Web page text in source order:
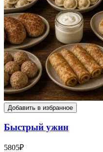
Добавить в избранное
Быстрый ужин
5805₽